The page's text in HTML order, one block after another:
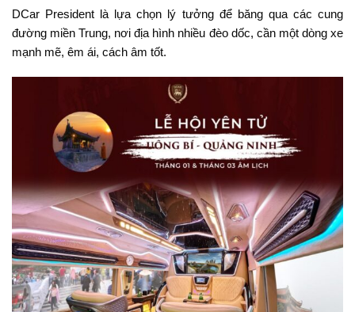
DCar President là lựa chọn lý tưởng để băng qua các cung
đường miền Trung, nơi địa hình nhiều đèo dốc, cần một dòng xe
mạnh mẽ, êm ái, cách âm tốt.